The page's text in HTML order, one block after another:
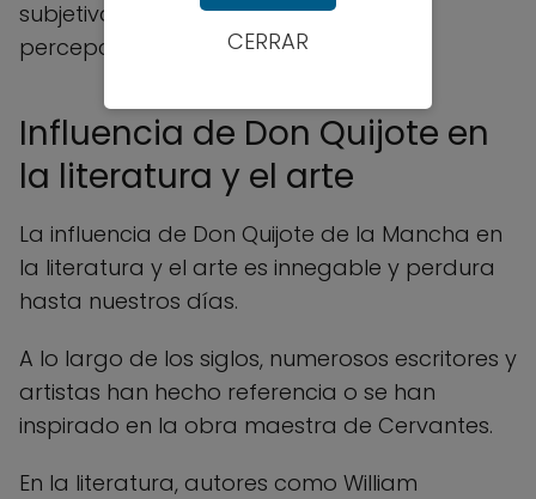
subjetiva y está influenciada por la
percepción individual.
Influencia de Don Quijote en
la literatura y el arte
La influencia de Don Quijote de la Mancha en
la literatura y el arte es innegable y perdura
hasta nuestros días.
A lo largo de los siglos, numerosos escritores y
artistas han hecho referencia o se han
inspirado en la obra maestra de Cervantes.
En la literatura, autores como William
CERRAR